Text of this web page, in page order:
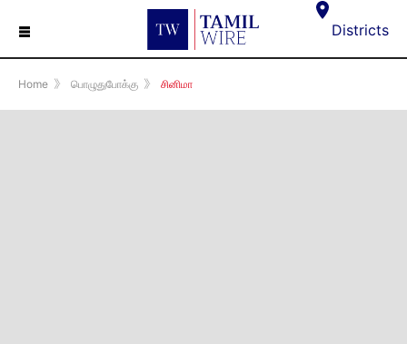
☰ Districts
Home 》 பொழுதுபோக்கு 》 சினிமா